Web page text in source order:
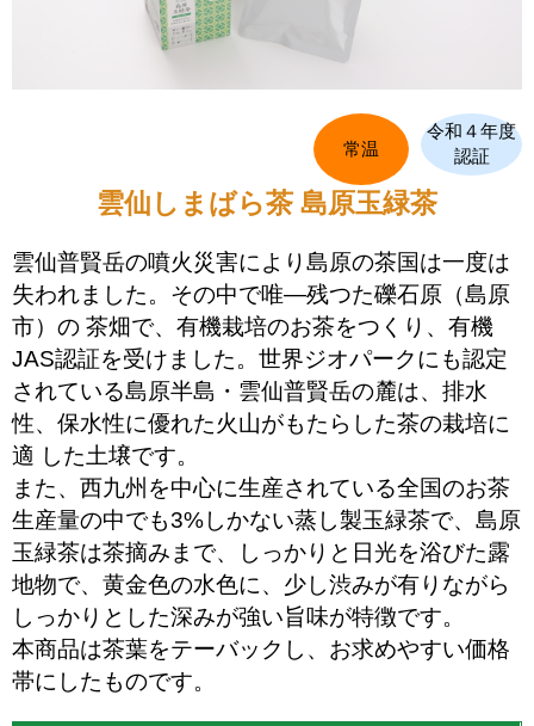
令和４年度
認証
常温
雲仙しまばら茶 島原玉緑茶
雲仙普賢岳の噴火災害により島原の茶国は一度は
失われました。その中で唯―残つた礫石原（島原
市）の 茶畑で、有機栽培のお茶をつくり、有機
JAS認証を受けました。世界ジオパークにも認定
されている島原半島・雲仙普賢岳の麓は、排水
性、保水性に優れた火山がもたらした茶の栽培に
適 した土壌です。
また、西九州を中心に生産されている全国のお茶
生産量の中でも3%しかない蒸し製玉緑茶で、島原
玉緑茶は茶摘みまで、しっかりと日光を浴びた露
地物で、黄金色の水色に、少し渋みが有りながら
しっかりとした深みが強い旨味が特徴です。
本商品は茶葉をテーバックし、お求めやすい価格
帯にしたものです。